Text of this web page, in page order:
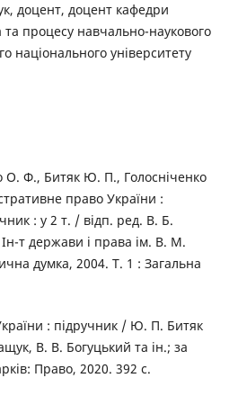
доцент, доцент кафедри
та процесу навчально-наукового
національного університету
О. Ф., Битяк Ю. П., Голосніченко
право України :
: у 2 т. / відп. ред. В. Б.
т держави і права ім. В. М.
думка, 2004. Т. 1 : Загальна
: підручник / Ю. П. Битяк
В. В. Богуцький та ін.; за
Право, 2020. 392 с.